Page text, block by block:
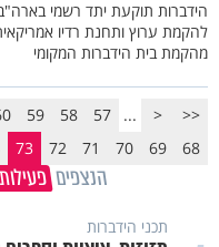
הידברות תוקעת יתד רשמי
להקמת ערוץ ותחנת רדיו
מהקמת בית הידברות המקומי
<<
<
...
57
58
59
68
69
70
71
72
73
הנצפים
תכני הידברות